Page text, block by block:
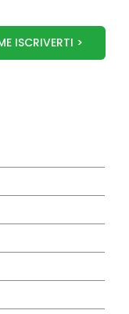
ISCRIVERTI >